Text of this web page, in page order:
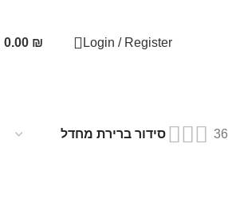
Login / Register
0.00 ₪
36